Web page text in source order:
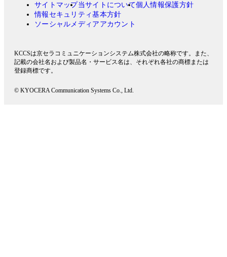
サイトマップ当サイトについて個人情報保護方針
情報セキュリティ基本方針
ソーシャルメディアアカウント
KCCSは京セラコミュニケーションシステム株式会社の略称です。また、
記載の会社名および製品名・サービス名は、それぞれ各社の商標または
登録商標です。
© KYOCERA Communication Systems Co., Ltd.